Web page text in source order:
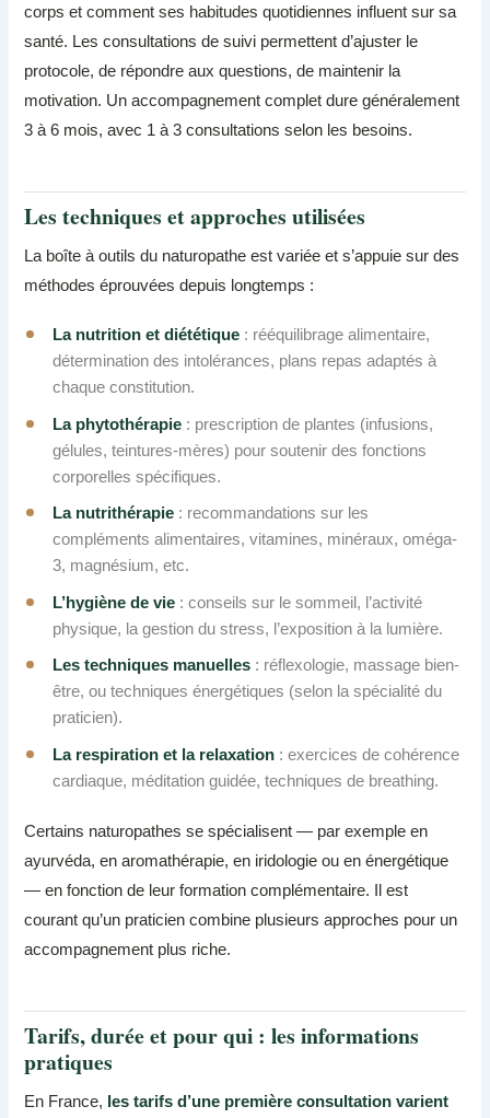
corps et comment ses habitudes quotidiennes influent sur sa
santé. Les consultations de suivi permettent d’ajuster le
protocole, de répondre aux questions, de maintenir la
motivation. Un accompagnement complet dure généralement
3 à 6 mois, avec 1 à 3 consultations selon les besoins.
Les techniques et approches utilisées
La boîte à outils du naturopathe est variée et s’appuie sur des
méthodes éprouvées depuis longtemps :
La nutrition et diététique : rééquilibrage alimentaire,
détermination des intolérances, plans repas adaptés à
chaque constitution.
La phytothérapie : prescription de plantes (infusions,
gélules, teintures-mères) pour soutenir des fonctions
corporelles spécifiques.
La nutrithérapie : recommandations sur les
compléments alimentaires, vitamines, minéraux, oméga-
3, magnésium, etc.
L’hygiène de vie : conseils sur le sommeil, l’activité
physique, la gestion du stress, l’exposition à la lumière.
Les techniques manuelles : réflexologie, massage bien-
être, ou techniques énergétiques (selon la spécialité du
praticien).
La respiration et la relaxation : exercices de cohérence
cardiaque, méditation guidée, techniques de breathing.
Certains naturopathes se spécialisent — par exemple en
ayurvéda, en aromathérapie, en iridologie ou en énergétique
— en fonction de leur formation complémentaire. Il est
courant qu’un praticien combine plusieurs approches pour un
accompagnement plus riche.
Tarifs, durée et pour qui : les informations
pratiques
En France, les tarifs d’une première consultation varient